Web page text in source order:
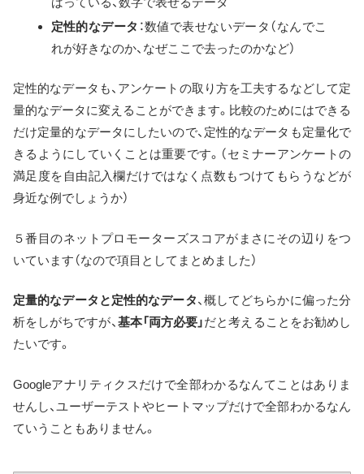
定性的なデータ ：数値で表せないデータ（なんでこ
れが好きなのか、なぜここで去ったのかなど）
定性的なデータも、アンケートの取り方を工夫するなどして定
量的なデータに変えることができます。比較のためにはできる
だけ定量的なデータにしたいので、定性的なデータも定量化で
きるようにしていくことは重要です。（セミナーアンケートの
満足度を自由記入欄だけではなく点数もつけてもらうなどが
身近な例でしょうか）
５番目のネットプロモーターズスコアがまさにその辺りをつ
いています（なので項目としてまとめました）
定量的なデータと定性的なデータ、概してどちらかに偏った分
析をしがちですが、基本「両方必要」だと考えることをお勧めし
たいです。
Googleアナリティクスだけで全部わかるなんてことはありま
せんし、ユーザーテストやヒートマップだけで全部わかるなん
ていうこともありません。